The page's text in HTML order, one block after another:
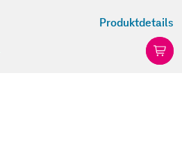
Produktdetails